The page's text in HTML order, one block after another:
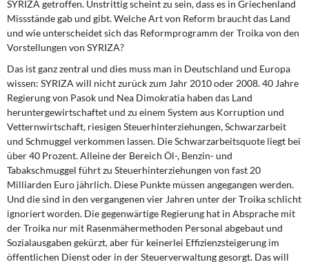
SYRIZA getroffen. Unstrittig scheint zu sein, dass es in Griechenland
Missstände gab und gibt. Welche Art von Reform braucht das Land
und wie unterscheidet sich das Reformprogramm der Troika von den
Vorstellungen von SYRIZA?
Das ist ganz zentral und dies muss man in Deutschland und Europa
wissen: SYRIZA will nicht zurück zum Jahr 2010 oder 2008. 40 Jahre
Regierung von Pasok und Nea Dimokratia haben das Land
heruntergewirtschaftet und zu einem System aus Korruption und
Vetternwirtschaft, riesigen Steuerhinterziehungen, Schwarzarbeit
und Schmuggel verkommen lassen. Die Schwarzarbeitsquote liegt bei
über 40 Prozent. Alleine der Bereich Öl-, Benzin- und
Tabakschmuggel führt zu Steuerhinterziehungen von fast 20
Milliarden Euro jährlich. Diese Punkte müssen angegangen werden.
Und die sind in den vergangenen vier Jahren unter der Troika schlicht
ignoriert worden. Die gegenwärtige Regierung hat in Absprache mit
der Troika nur mit Rasenmähermethoden Personal abgebaut und
Sozialausgaben gekürzt, aber für keinerlei Effizienzsteigerung im
öffentlichen Dienst oder in der Steuerverwaltung gesorgt. Das will